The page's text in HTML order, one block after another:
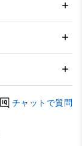
チャットで質問